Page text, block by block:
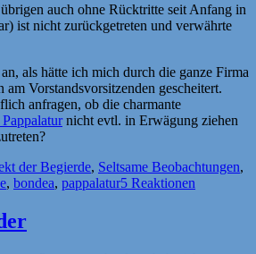
auch ohne Rücktritte seit Anfang in
ist nicht zurückgetreten und verwährte
als hätte ich mich durch die ganze Firma
am Vorstandsvorsitzenden gescheitert.
anfragen, ob die charmante
nicht evtl. in Erwägung ziehen
der Begierde, Seltsame Beobachtungen,
, bondea, pappalatur5 Reaktionen